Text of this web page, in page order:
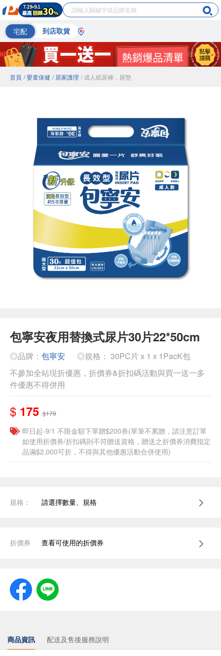
宅配 到店取貨
首頁 / 嬰童保健 / 居家護理 / 成人紙尿褲．尿墊
包寧安夜用替換式尿片30片22*50cm
◎品牌： 包寧安
◎規格： 30PC片 x 1 x 1PacK包
不參加全站現折優惠，折價券&折扣碼活動與買一送一多
件優惠不得併用
$ 175 $179
即日起-9/1 不限金額下單贈$200券(單筆不累贈，請注意訂單
如使用折價券/折扣碼則不符贈送資格，贈送之折價券消費指定
品滿$2,000可折，不得與其他優惠活動合併使用)
規格： 請選擇數量、規格
折價券 查看可使用的折價券
商品資訊 配送及售後服務說明